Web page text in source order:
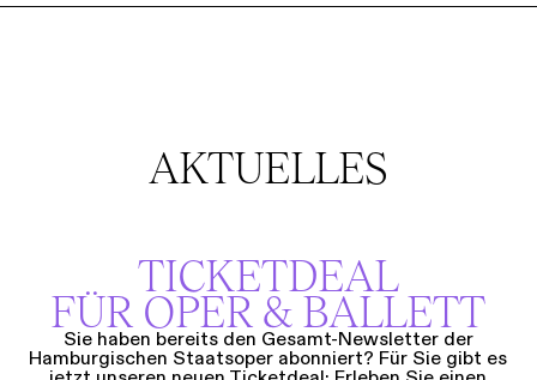
AKTUELLES
TICKETDEAL
FÜR OPER & BALLETT
Sie haben bereits den Gesamt-Newsletter der
Hamburgischen Staatsoper abonniert? Für Sie gibt es